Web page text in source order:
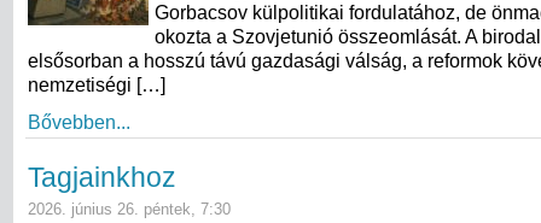
Gorbacsov külpolitikai fordulatához, de
okozta a Szovjetunió összeomlását. A
elsősorban a hosszú távú gazdasági válság, a reformok
nemzetiségi […]
Bővebben...
Tagjainkhoz
2026. június 26. péntek, 7:30